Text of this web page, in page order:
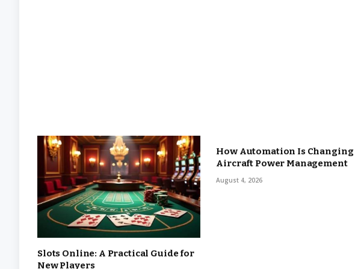
Slots Online: A Practical Guide for
New Players
How Automation Is Changing
Aircraft Power Management
August 4, 2026